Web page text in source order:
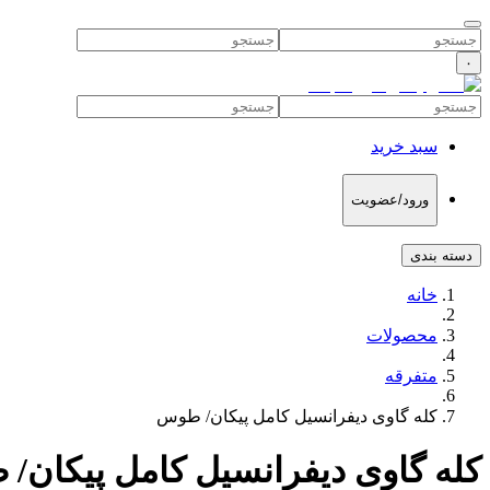
۰
سبد خرید
ورود/عضویت
دسته بندی
خانه
محصولات
متفرقه
کله گاوی دیفرانسیل کامل پیکان/ طوس
کله گاوی دیفرانسیل کامل